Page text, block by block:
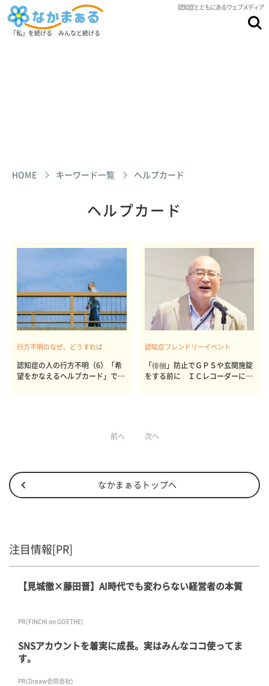
認知症とともにあるウェブメディア
「私」を続ける みんなと続ける
HOME キーワード一覧 ヘルプカード
ヘルプカード
行方不明のなぜ、どうすれば
認知症の人の行方不明（6）「希
望をかなえるヘルプカード」で変
認知症フレンドリーイベント
「徘徊」防止でＧＰＳや玄関施錠
をする前に ＩＣレコーダーに秘
前へ 次へ
なかまぁるトップへ
注目情報[PR]
【見城徹×藤田晋】AI時代でも変わらない経営者の本質
PR(FINCHI on GOETHE)
SNSアカウントを着実に成長。実はみんなココ使ってま
す。
PR(Dreaw合同会社)